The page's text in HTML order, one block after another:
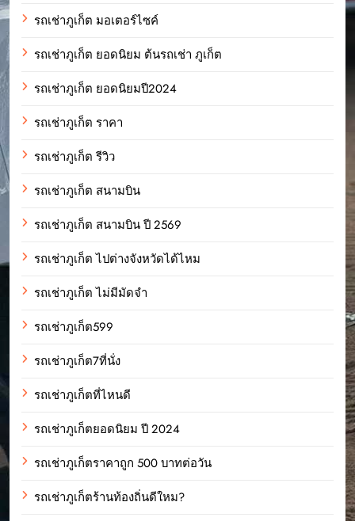
รถเช่าภูเก็ต มอเตอร์ไซค์
รถเช่าภูเก็ต ยอดนิยม ต้นรถเช่า ภูเก็ต
รถเช่าภูเก็ต ยอดนิยมปี2024
รถเช่าภูเก็ต ราคา
รถเช่าภูเก็ต รีวิว
รถเช่าภูเก็ต สนามบิน
รถเช่าภูเก็ต สนามบิน ปี 2569
รถเช่าภูเก็ต ไปต่างจังหวัดได้ไหม
รถเช่าภูเก็ต ไม่มีมัดจำ
รถเช่าภูเก็ต599
รถเช่าภูเก็ต7ที่นั่ง
รถเช่าภูเก็ตที่ไหนดี
รถเช่าภูเก็ตยอดนิยม ปี 2024
รถเช่าภูเก็ตราคาถูก 500 บาทต่อวัน
รถเช่าภูเก็ตร้านท้องถิ่นดีใหม?